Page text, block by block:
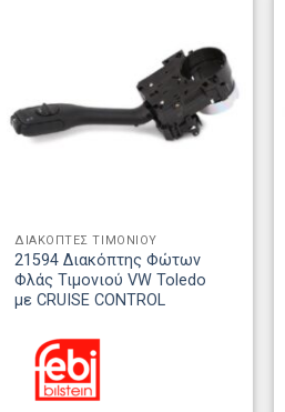
ΔΙΑΚΟΠΤΕΣ ΤΙΜΟΝΙΟΥ
21594 Διακόπτης Φώτων
Φλάς Τιμονιού VW Toledo
με CRUISE CONTROL